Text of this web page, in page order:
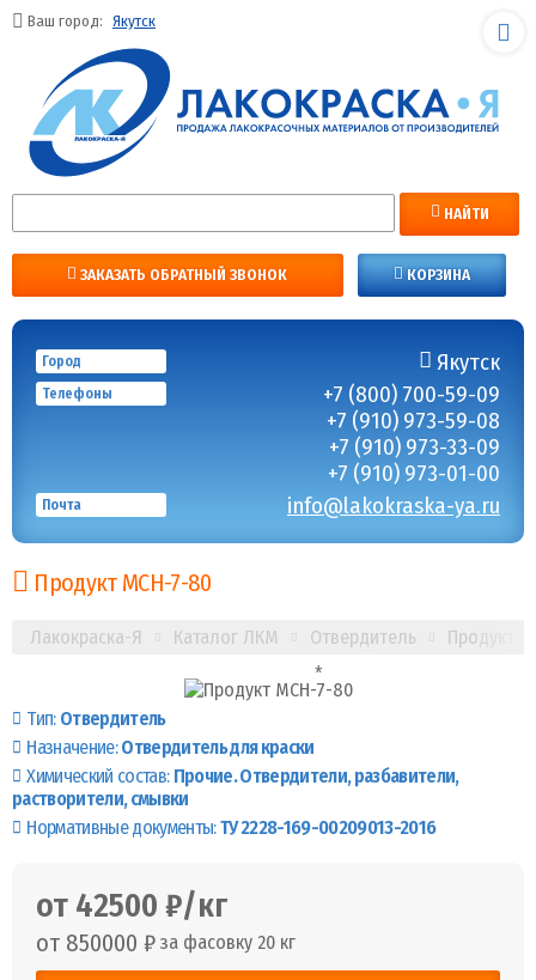
Ваш город: Якутск
НАЙТИ
ЗАКАЗАТЬ ОБРАТНЫЙ ЗВОНОК КОРЗИНА
Город Якутск
Телефоны
+7 (800) 700-59-09
+7 (910) 973-59-08
+7 (910) 973-33-09
+7 (910) 973-01-00
Почта info@lakokraska-ya.ru
Продукт МСН-7-80
Лакокраска-Я Каталог ЛКМ Отвердитель Продукт
Тип: Отвердитель
Назначение:Отвердитель для краски
Химический состав: Прочие. Отвердители, разбавители,
растворители, смывки
Нормативные документы:ТУ 2228-169-00209013-2016
от 42500 ₽/кг
от 850000 ₽ за фасовку 20 кг